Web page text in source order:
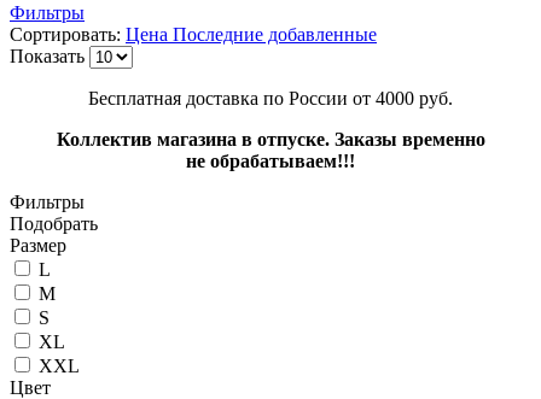
Фильтры
Сортировать: Цена Последние добавленные
Показать
Бесплатная доставка по России от 4000 руб.
Коллектив магазина в отпуске. Заказы временно
не обрабатываем!!!
Фильтры
Подобрать
Размер
L
M
S
XL
XXL
Цвет